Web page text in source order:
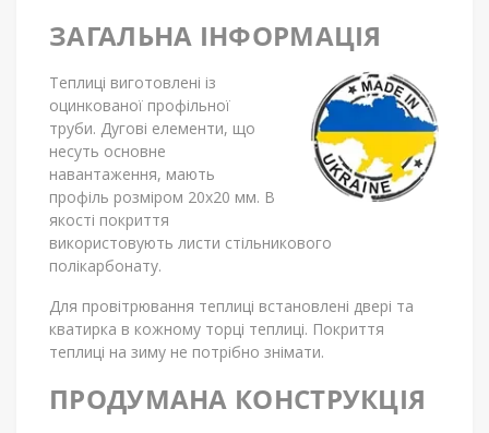
ЗАГАЛЬНА ІНФОРМАЦІЯ
Теплиці виготовлені із
оцинкованої профільної
труби. Дугові елементи, що
несуть основне
навантаження, мають
профіль розміром 20х20 мм. В
якості покриття
використовують листи стільникового
полікарбонату.
Для провітрювання теплиці встановлені двері та
кватирка в кожному торці теплиці. Покриття
теплиці на зиму не потрібно знімати.
ПРОДУМАНА КОНСТРУКЦІЯ